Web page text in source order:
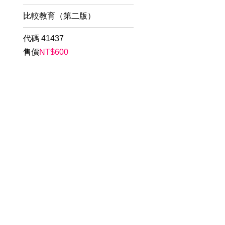
比較教育（第二版）
代碼 41437
售價NT$600